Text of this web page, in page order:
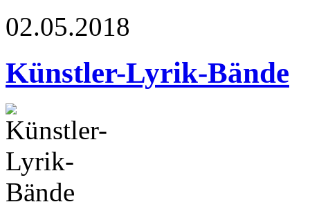
02.05.2018
Künstler-Lyrik-Bände